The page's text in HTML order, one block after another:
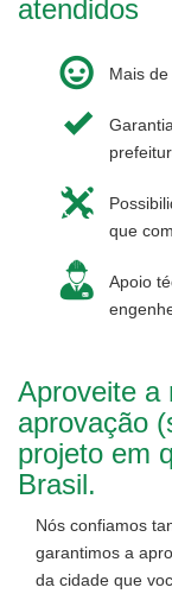
atendidos
Mais
que
Apoio
Aproveite a
aprovação
projeto em
Brasil.
Nós confiamos
garantimos a
da cidade que